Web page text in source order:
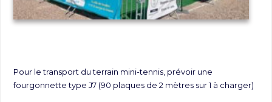
Pour le transport du terrain mini-tennis, prévoir une
fourgonnette type J7 (90 plaques de 2 mètres sur 1 à charger)